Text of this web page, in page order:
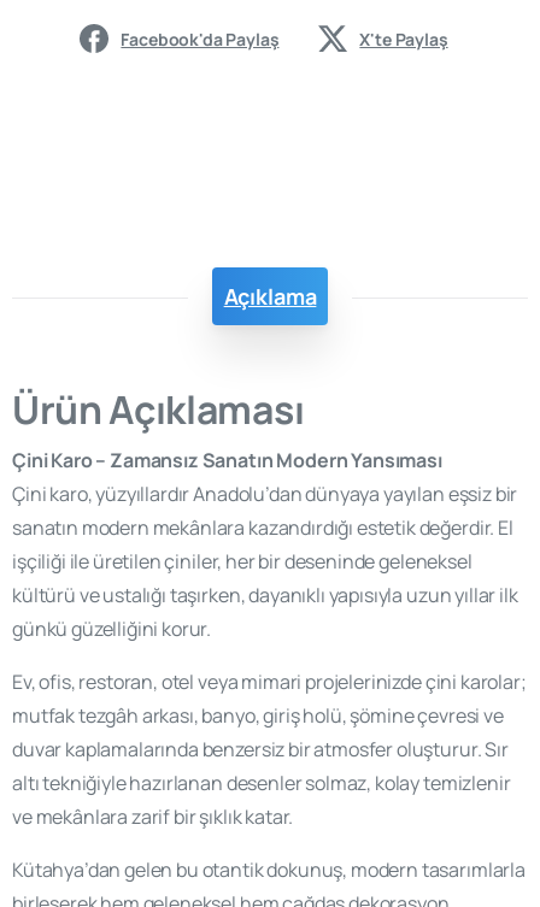
Facebook'da Paylaş X'te Paylaş
Açıklama
Ürün Açıklaması
Çini Karo – Zamansız Sanatın Modern Yansıması
Çini karo, yüzyıllardır Anadolu’dan dünyaya yayılan eşsiz bir
sanatın modern mekânlara kazandırdığı estetik değerdir. El
işçiliği ile üretilen çiniler, her bir deseninde geleneksel
kültürü ve ustalığı taşırken, dayanıklı yapısıyla uzun yıllar ilk
günkü güzelliğini korur.
Ev, ofis, restoran, otel veya mimari projelerinizde çini karolar;
mutfak tezgâh arkası, banyo, giriş holü, şömine çevresi ve
duvar kaplamalarında benzersiz bir atmosfer oluşturur. Sır
altı tekniğiyle hazırlanan desenler solmaz, kolay temizlenir
ve mekânlara zarif bir şıklık katar.
Kütahya’dan gelen bu otantik dokunuş, modern tasarımlarla